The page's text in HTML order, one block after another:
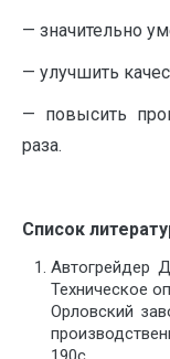
— значительно
— улучшить
— повысить
раза.
Список
Автогрейдер
Техническое
Орловский